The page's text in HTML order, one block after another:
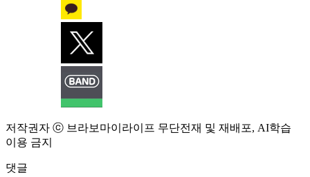
저작권자 ⓒ 브라보마이라이프 무단전재 및 재배포, AI학습
이용 금지
댓글